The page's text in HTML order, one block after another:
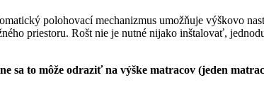
polohovací mechanizmus umožňuje výškovo
priestoru. Rošt nie je nutné nijako inštalovať,
sa to môže odraziť na výške matracov (jeden